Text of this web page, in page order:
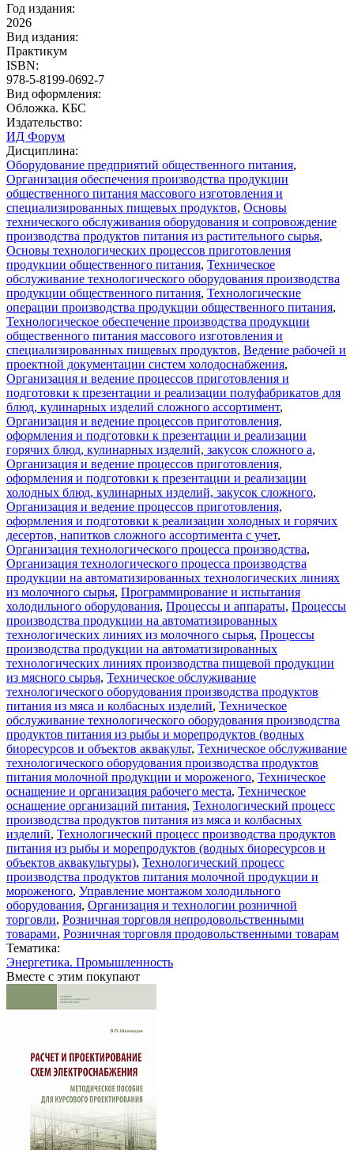
Год издания:
2026
Вид издания:
Практикум
ISBN:
978-5-8199-0692-7
Вид оформления:
Обложка. КБС
Издательство:
ИД Форум
Дисциплина:
Оборудование предприятий общественного питания,
Организация обеспечения производства продукции
общественного питания массового изготовления и
специализированных пищевых продуктов, Основы
технического обслуживания оборудования и сопровождение
производства продуктов питания из растительного сырья,
Основы технологических процессов приготовления
продукции общественного питания, Техническое
обслуживание технологического оборудования производства
продукции общественного питания, Технологические
операции производства продукции общественного питания,
Технологическое обеспечение производства продукции
общественного питания массового изготовления и
специализированных пищевых продуктов, Ведение рабочей и
проектной документации систем холодоснабжения,
Организация и ведение процессов приготовления и
подготовки к презентации и реализации полуфабрикатов для
блюд, кулинарных изделий сложного ассортимент,
Организация и ведение процессов приготовления,
оформления и подготовки к презентации и реализации
горячих блюд, кулинарных изделий, закусок сложного а,
Организация и ведение процессов приготовления,
оформления и подготовки к презентации и реализации
холодных блюд, кулинарных изделий, закусок сложного,
Организация и ведение процессов приготовления,
оформления и подготовки к реализации холодных и горячих
десертов, напитков сложного ассортимента с учет,
Организация технологического процесса производства,
Организация технологического процесса производства
продукции на автоматизированных технологических линиях
из молочного сырья, Программирование и испытания
холодильного оборудования, Процессы и аппараты, Процессы
производства продукции на автоматизированных
технологических линиях из молочного сырья, Процессы
производства продукции на автоматизированных
технологических линиях производства пищевой продукции
из мясного сырья, Техническое обслуживание
технологического оборудования производства продуктов
питания из мяса и колбасных изделий, Техническое
обслуживание технологического оборудования производства
продуктов питания из рыбы и морепродуктов (водных
биоресурсов и объектов аквакульт, Техническое обслуживание
технологического оборудования производства продуктов
питания молочной продукции и мороженого, Техническое
оснащение и организация рабочего места, Техническое
оснащение организаций питания, Технологический процесс
производства продуктов питания из мяса и колбасных
изделий, Технологический процесс производства продуктов
питания из рыбы и морепродуктов (водных биоресурсов и
объектов аквакультуры), Технологический процесс
производства продуктов питания молочной продукции и
мороженого, Управление монтажом холодильного
оборудования, Организация и технологии розничной
торговли, Розничная торговля непродовольственными
товарами, Розничная торговля продовольственными товарам
Тематика:
Энергетика. Промышленность
Вместе с этим покупают